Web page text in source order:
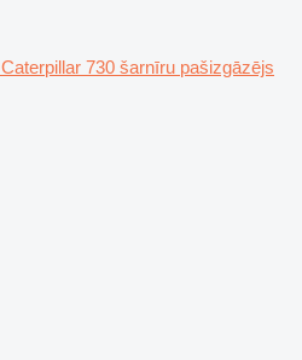
Caterpillar 730 šarnīru pašizgāzējs